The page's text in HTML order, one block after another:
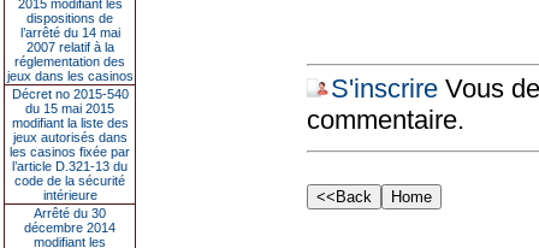
2015 modifiant les
dispositions de
l’arrêté du 14 mai
2007 relatif à la
réglementation des
jeux dans les casinos
Décret no 2015-540
du 15 mai 2015
modifiant la liste des
jeux autorisés dans
les casinos fixée par
l’article D.321-13 du
code de la sécurité
intérieure
Arrêté du 30
décembre 2014
modifiant les
S'inscrireVous
commentaire.